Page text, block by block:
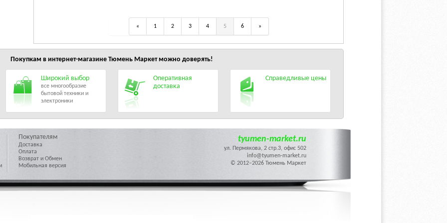
« 1 2 3 4 5 6 »
Покупкам в интернет-магазине Тюмень Маркетможно доверять!
Широкий выбор
все многообразие
бытовой техники и
электроники
Оперативная
доставка
Справедливые цены
Покупателям
Доставка
Оплата
Возврат и Обмен
Мобильная версия
tyumen-market.ru
ул. Пермякова, 2 стр.3, офис 502
info@tyumen-market.ru
© 2012–2026 Тюмень Маркет